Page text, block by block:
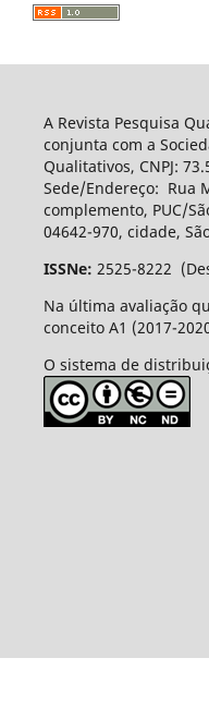
A Revista Pesquisa
conjunta com a
Qualitativos, CNPJ:
Sede/Endereço: Rua
complemento, PUC/
04642-970, cidade,
ISSNe: 2525-8222
Na última avaliação
conceito A1 (2017-
O sistema de